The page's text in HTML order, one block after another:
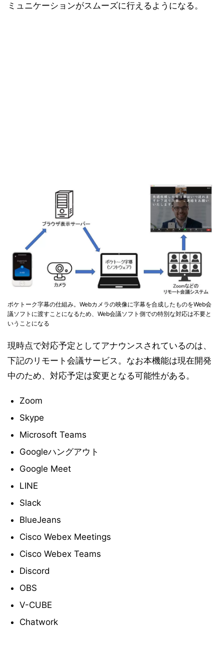
ミュニケーションがスムーズに行えるようになる。
ポケトーク字幕の仕組み。Webカメラの映像に字幕を合成したものをWeb会
議ソフトに渡すことになるため、Web会議ソフト側での特別な対応は不要と
いうことになる
現時点で対応予定としてアナウンスされているのは、
下記のリモート会議サービス。なお本機能は現在開発
中のため、対応予定は変更となる可能性がある。
Zoom
Skype
Microsoft Teams
Googleハングアウト
Google Meet
LINE
Slack
BlueJeans
Cisco Webex Meetings
Cisco Webex Teams
Discord
OBS
V-CUBE
Chatwork